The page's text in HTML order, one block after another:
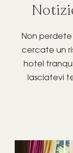
Non perdete
cercate un
hotel
lasciatevi